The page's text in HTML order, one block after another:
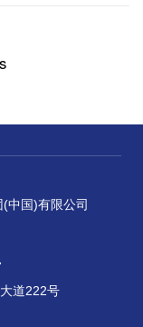
中国)有限公司
道222号